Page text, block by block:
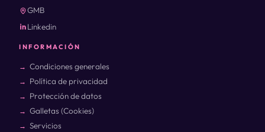
GMB
Linkedin
INFORMACIÓN
Condiciones generales
Política de privacidad
Protección de datos
Galletas (Cookies)
Servicios